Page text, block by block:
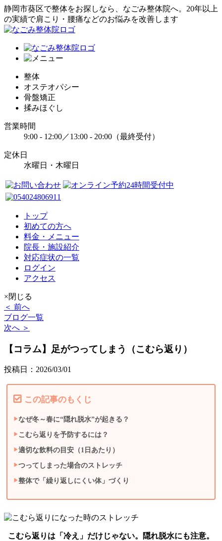
静岡市葵区で整体をお探しなら、なごみ整体院へ。20年以上
の実績で肩こり・腰痛などのお悩みを改善します
整体
オステオパシー
骨盤矯正
揉みほぐし
営業時間
9:00 - 12:00／13:00 - 20:00（最終受付）
定休日
水曜日・木曜日
トップ
初めての方へ
料金・メニュー
院長・施設紹介
対応症状の一覧
ログイン
アクセス
×閉じる
＜ 前へ
ブログ一覧
次へ ＞
【コラム】足がつってしまう（こむら返り）
投稿日：2026/03/01
この記事のもくじ
なぜ冬～春に“隠れ脱水”が起きる？
こむら返りを予防するには？
適切な飲料の目安（1日あたり）
つってしまった場合のストレッチ
整体で「繰り返しにくい体」づくり
こむら返りは「冷え」だけじゃない。 隠れ脱水にも注意。